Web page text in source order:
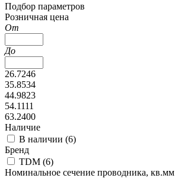
Подбор параметров
Розничная цена
От
До
26.7246
35.8534
44.9823
54.1111
63.2400
Наличие
В наличии (6)
Бренд
TDM (6)
Номинальное сечение проводника, кв.мм